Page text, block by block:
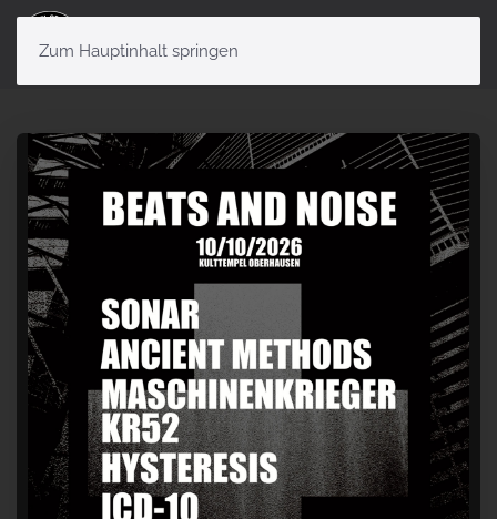
Zum Hauptinhalt springen